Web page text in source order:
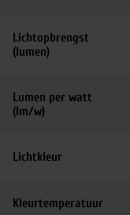
Lichtopbrengst
(lumen)
Lumen per watt
(lm/w)
Lichtkleur
Kleurtemperatuur